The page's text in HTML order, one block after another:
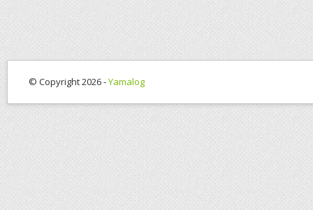
© Copyright 2026 -Yamalog